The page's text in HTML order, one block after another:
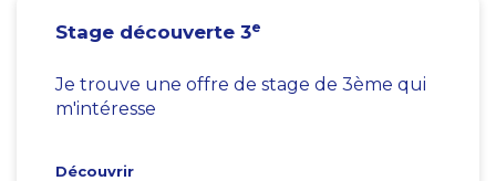
Stage découverte 3e
Je trouve une offre de stage de 3ème qui
m'intéresse
Découvrir